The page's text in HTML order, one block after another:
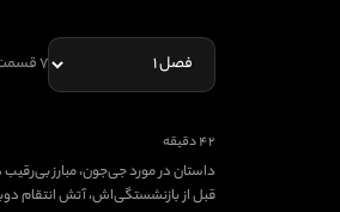
۷ قسمت
۴۲ دقیقه
داستان در مورد جی‌جون، مبارز
قبل از بازنشستگی‌اش، آتش انتقام